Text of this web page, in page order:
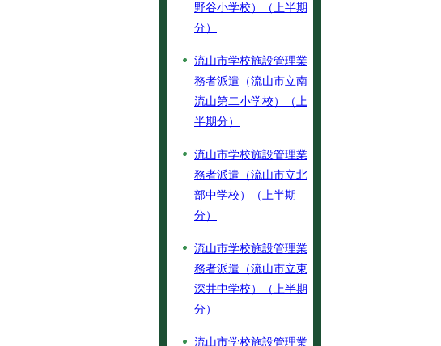
野谷小学校）（上半期
分）
流山市学校施設管理業
務者派遣（流山市立南
流山第二小学校）（上
半期分）
流山市学校施設管理業
務者派遣（流山市立北
部中学校）（上半期
分）
流山市学校施設管理業
務者派遣（流山市立東
深井中学校）（上半期
分）
流山市学校施設管理業